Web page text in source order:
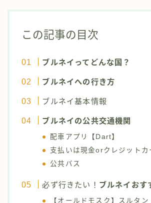
この記事の目次
ブルネイってどんな国？
ブルネイへの行き方
ブルネイ基本情報
ブルネイの公共交通機関
配車アプリ【Dart】
支払いは現金orクレジットカ
公共バス
必ず行きたい！ ブルネイ おす
【オールドモスク】スルタ